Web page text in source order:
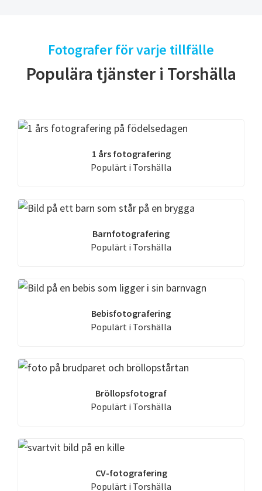
Fotografer för varje tillfälle
Populära tjänster i Torshälla
1 års fotografering
Populärt i Torshälla
Barnfotografering
Populärt i Torshälla
Bebisfotografering
Populärt i Torshälla
Bröllopsfotograf
Populärt i Torshälla
CV-fotografering
Populärt i Torshälla